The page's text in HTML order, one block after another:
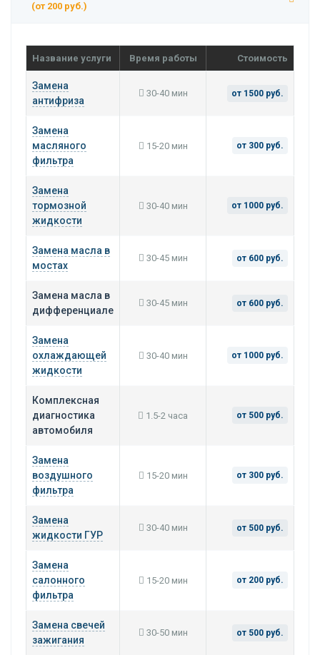
(от 200 руб.)
Название услуги Время работы Стоимость
Замена
антифриза
30-40 мин от 1500 руб.
Замена
масляного
фильтра
15-20 мин от 300 руб.
Замена
тормозной
жидкости
30-40 мин от 1000 руб.
Замена масла в
мостах
30-45 мин от 600 руб.
Замена масла в
дифференциале
30-45 мин от 600 руб.
Замена
охлаждающей
жидкости
30-40 мин от 1000 руб.
Комплексная
диагностика
автомобиля
1.5-2 часа от 500 руб.
Замена
воздушного
фильтра
15-20 мин от 300 руб.
Замена
жидкости ГУР
30-40 мин от 500 руб.
Замена
салонного
фильтра
15-20 мин от 200 руб.
Замена свечей
зажигания
30-50 мин от 500 руб.